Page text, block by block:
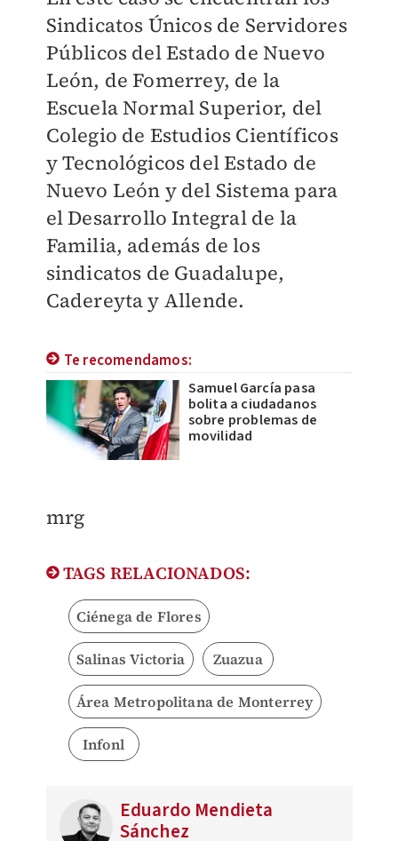
Sindicatos Únicos de Servidores
Públicos del Estado de Nuevo
León, de Fomerrey, de la
Escuela Normal Superior, del
Colegio de Estudios Científicos
y Tecnológicos del Estado de
Nuevo León y del Sistema para
el Desarrollo Integral de la
Familia, además de los
sindicatos de Guadalupe,
Cadereyta y Allende.
Te recomendamos:
Samuel García pasa
bolita a ciudadanos
sobre problemas de
movilidad
mrg
TAGS RELACIONADOS:
Ciénega de Flores
Salinas Victoria Zuazua
Área Metropolitana de Monterrey
Infonl
Eduardo Mendieta
Sánchez